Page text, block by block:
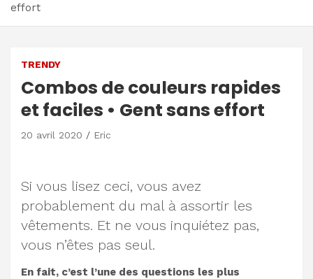
effort
TRENDY
Combos de couleurs rapides
et faciles • Gent sans effort
20 avril 2020 Eric
Si vous lisez ceci, vous avez
probablement du mal à assortir les
vêtements. Et ne vous inquiétez pas,
vous n’êtes pas seul.
En fait, c’est l’une des questions les plus